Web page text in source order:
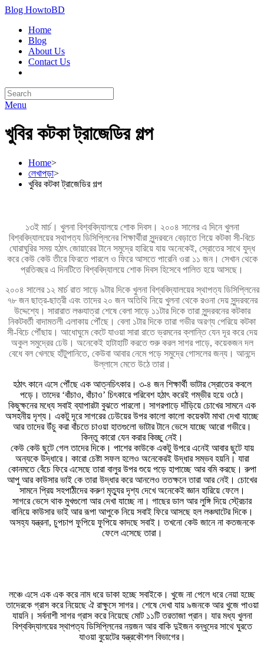
Blog HowtoBD
Home
Blog
About Us
Contact Us
Menu
খুবির কটকা ট্রাজেডির গল্প
Home>
লেখাপড়া>
খুবির কটকা ট্রাজেডির গল্প
১৩ই মার্চ। খুলনা বিশ্ববিদ্যালয়ে শোক দিবস। ২০০৪ সালের এ দিনে খুলনা
বিশ্ববিদ্যালয়ের স্থাপত্য ডিসিপ্লিনের শিক্ষার্থীরা সুন্দরবনে বেড়াতে গিয়ে কটকা সী-বিচে
ঘোরাঘুরিরসময় হঠাৎ জোয়ারের টানে সমুদ্রে হারিয়ে যায় অনেকেই, স্রোতের সাথে যুদ্ধ
করে কেউ কেউ তীরে ফিরতে পারলে ও ফিরে আসতে পারেনি ওরা ১১ জন। সেখান থেকে
প্রতিবছর এ দিনটিতে বিশ্ববিদ্যালয়ে শোক দিবস হিসেবে পালিত হয়ে আসছে।
২০০৪ সালের ১২ মার্চ রাত সাড়ে ৯টার দিকে খুলনা বিশ্ববিদ্যালয়ের স্থাপত্য ডিসিপ্লিনের
৭৮ জন ছাত্র-ছাত্রী এবং তাদের ২০ জন অতিথি নিয়ে খুলনা থেকে রওনা দেয় সুন্দরবনের
উদ্দেশ্যে। সারারাত লঞ্চযাত্রা শেষে বেলা সাড়ে ১১টার দিকে তারা সুন্দরবনের কটকার
নিকটবর্তী বাদামতলী এলাকায় পৌঁছে। বেলা ১টার দিকে তারা গভীর অরণ্য পেরিয়ে কটকা
সী-বিচে পৌঁছায়। আধোঘুমে কেটে যাওয়া সারা রাতে ভ্রমনের ক্লান্তি যেন দূর করে দেয়
অকুল সমুদ্রের ঢেউ। অনেকেই হাটাহাটি করতে শুরু করল সাগর পাড়ে, কয়েকজন দল
বেধে বল খেলছে হাঁটুপানিতে, কেউবা আবার নেমে পড়ে সমুদ্রে গোসলের জন্য। আনন্দে
উল্লাসে মেতে উঠে তারা।
হঠাৎ কানে এসে পৌঁছে এক আত্নচিৎকার। ৩-৪ জন শিক্ষার্থী ভাটার স্রোতের কবলে
পড়ে। তাদের ‘বাঁচাও, বাঁচাও’ চিৎকারে পরিবেশ হঠাৎ করেই গম্ভীর হয়ে ওঠে।
কিছুক্ষনের মধ্যে সবাই ব্যাপারটা বুঝতে পারলো। সাগরপাড়ে দাঁড়িয়ে চোখের সামনে এক
অসহনীয় দৃশ্য। একটু দূরে সাগরের ঢেউয়ের উপর কালো কালো কয়েকটা মাথা দেখা যাচ্ছে
আর তাদের উঁচু করা বাঁচতে চাওয়া হাতগুলো ভাটার টানে ভেসে যাচ্ছে আরো গভীরে।
কিন্তু কারো যেন করার কিচ্ছু নেই।
কেউ কেউ ছুটে গেল তাদের দিকে। পাশের কাউকে একটু উপরে এনেই আবার ছুটে যায়
অন্যকে উদ্ধারে। কারো চেষ্টা সফল হলেও অনেকেরই উদ্ধার সম্ভব হয়নি। যারা
কোনমতে বেঁচে ফিরে এসেছে তারা বালুর উপর শুয়ে পড়ে হাপাচ্ছে আর বমি করছে। রুপা
আপু আর কাউসার ভাই কে তারা উদ্ধার করে আনলেও ততক্ষনে তারা আর নেই। চোখের
সামনে প্রিয় সহপাঠীদের করুণ মৃত্যুর দৃশ্য দেখে অনেকেই জ্ঞান হারিয়ে ফেলে।
সাগরে ভেসে থাক মুখগুলো আর দেখা যাচ্ছে না। গাছের ডাল আর লুঙ্গি দিয়ে স্ট্রেচার
বানিয়ে কাউসার ভাই আর রূপা আপুকে নিয়ে সবাই ফিরে আসছে হল লঞ্চঘাটের দিকে।
অসহ্য যন্ত্রনা, চুপচাপ ফুপিয়ে ফুপিয়ে কাদছে সবাই। তখনো কেউ জানে না কতজনকে
ফেলে এসেছে তারা।
লঞ্চে এসে এক এক করে নাম ধরে ডাকা হচ্ছে সবাইকে। খুজে না পেলে ধরে নেয়া হচ্ছে
তাদেরকে গ্রাস করে নিয়েছে ঐ রাক্ষুসে সাগর। শেষে দেখা যায় ৯জনকে আর খুজে পাওয়া
যায়নি। সর্বনাশী সাগর গ্রাস করে নিয়েছে মোট ১১টি তরতাজা প্রান। যার মধ্য খুলনা
বিশ্ববিদ্যালয়ের স্থাপত্য ডিসিপ্লিনের নয়জন আর বাকি দুইজন বন্ধুদের সাথে ঘুরতে
যাওয়া বুয়েটের যন্ত্রকৌশল বিভাগের।